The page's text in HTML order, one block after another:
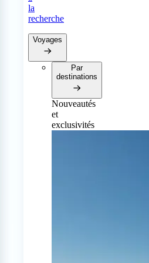
la
recherche
Voyages
Par
destinations
Nouveautés
et
exclusivités